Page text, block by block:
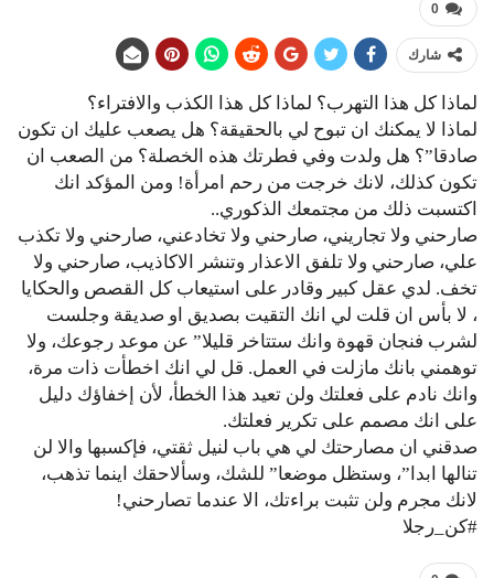
0
شارك
لماذا كل هذا التهرب؟ لماذا كل هذا الكذب والافتراء؟
لماذا لا يمكنك ان تبوح لي بالحقيقة؟ هل يصعب عليك ان تكون
صادقا”؟ هل ولدت وفي فطرتك هذه الخصلة؟ من الصعب ان
تكون كذلك، لانك خرجت من رحم امرأة! ومن المؤكد انك
اكتسبت ذلك من مجتمعك الذكوري..
صارحني ولا تجاريني، صارحني ولا تخادعني، صارحني ولا تكذب
علي، صارحني ولا تلفق الاعذار وتنشر الاكاذيب، صارحني ولا
تخف. لدي عقل كبير وقادر على استيعاب كل القصص والحكايا
، لا بأس ان قلت لي انك التقيت بصديق او صديقة وجلست
لشرب فنجان قهوة وانك ستتاخر قليلا” عن موعد رجوعك، ولا
توهمني بانك مازلت في العمل. قل لي انك اخطأت ذات مرة،
وانك نادم على فعلتك ولن تعيد هذا الخطأ، لأن إخفاؤك دليل
على انك مصمم على تكرير فعلتك.
صدقني ان مصارحتك لي هي باب لنيل ثقتي، فإكسبها والا لن
تنالها ابدا”، وستظل موضعا” للشك، وسألاحقك اينما تذهب،
لانك مجرم ولن تثبت براءتك، الا عندما تصارحني!
#كن_رجلا